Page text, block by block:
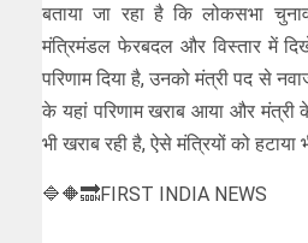
बताया जा रहा है कि लोकसभा
मंत्रिमंडल फेरबदल और विस्तार में
परिणाम दिया है, उनको मंत्री पद से
के यहां परिणाम खराब आया और मंत्री
भी खराब रही है, ऐसे मंत्रियों को हटाया
🔷🔶🔜FIRST INDIA NEWS